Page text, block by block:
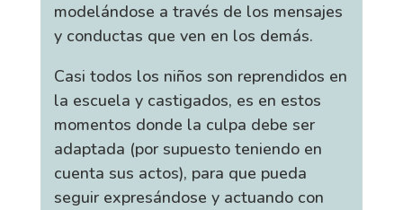
modelándose a través de los mensajes
y conductas que ven en los demás.
Casi todos los niños son reprendidos en
la escuela y castigados, es en estos
momentos donde la culpa debe ser
adaptada (por supuesto teniendo en
cuenta sus actos), para que pueda
seguir expresándose y actuando con